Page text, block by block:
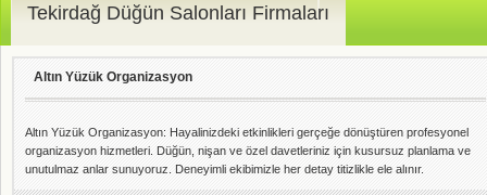
Tekirdağ Düğün Salonları Firmaları
Altın Yüzük Organizasyon
Altın Yüzük Organizasyon: Hayalinizdeki etkinlikleri gerçeğe dönüştüren profesyonel
organizasyon hizmetleri. Düğün, nişan ve özel davetleriniz için kusursuz planlama ve
unutulmaz anlar sunuyoruz. Deneyimli ekibimizle her detay titizlikle ele alınır.